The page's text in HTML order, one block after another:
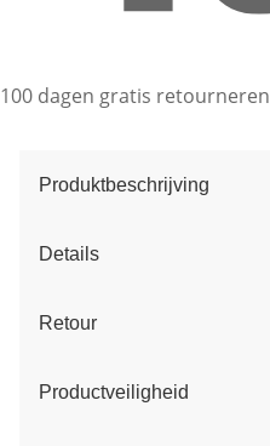
100 dagen gratis retourneren
Produktbeschrijving
Details
Retour
Productveiligheid